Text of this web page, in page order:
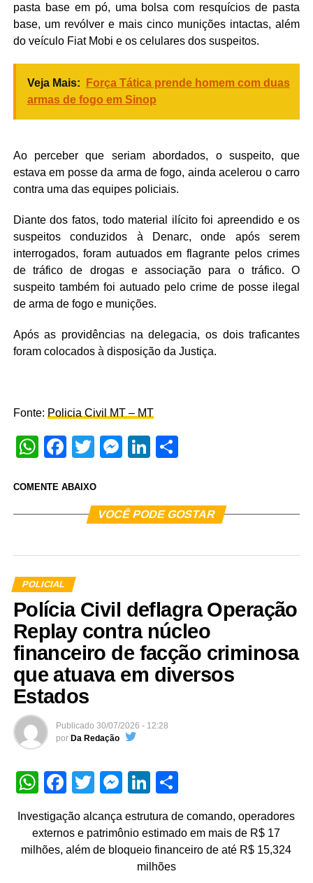
pasta base em pó, uma bolsa com resquícios de pasta
base, um revólver e mais cinco munições intactas, além
do veículo Fiat Mobi e os celulares dos suspeitos.
Veja Mais:
Força Tática prende homem com duas
armas de fogo em Sinop
Ao perceber que seriam abordados, o suspeito, que
estava em posse da arma de fogo, ainda acelerou o carro
contra uma das equipes policiais.
Diante dos fatos, todo material ilícito foi apreendido e os
suspeitos conduzidos à Denarc, onde após serem
interrogados, foram autuados em flagrante pelos crimes
de tráfico de drogas e associação para o tráfico. O
suspeito também foi autuado pelo crime de posse ilegal
de arma de fogo e munições.
Após as providências na delegacia, os dois traficantes
foram colocados à disposição da Justiça.
Fonte: Policia Civil MT – MT
WhatsApp
Facebook
TwitterMessenger
LinkedIn
COMENTE ABAIXO
VOCÊ PODE GOSTAR
POLICIAL
Polícia Civil deflagra Operação
Replay contra núcleo
financeiro de facção criminosa
que atuava em diversos
Estados
Publicado 30/07/2026 - 12:28
por Da Redação
WhatsApp
Facebook
TwitterMessenger
LinkedIn
Investigação alcança estrutura de comando, operadores
externos e patrimônio estimado em mais de R$ 17
milhões, além de bloqueio financeiro de até R$ 15,324
milhões